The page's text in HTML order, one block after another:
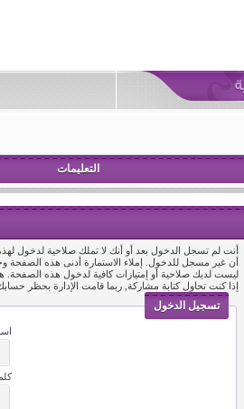
التعليمات
أنت لم تسجل الدخول بعد أو أنك لا تملك صلاحية لدخول
أن غير مسجل للدخول. إملاء الاستمارة أدنى هذه الصفحة
ليست لديك صلاحية أو إمتيازات كافية لدخول هذه
إذا كنت تحاول كتابة مشاركة, ربما قامت الإدارة بحظر
تسجيل الدخول